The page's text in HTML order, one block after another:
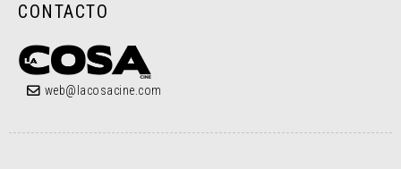
CONTACTO
web@lacosacine.com